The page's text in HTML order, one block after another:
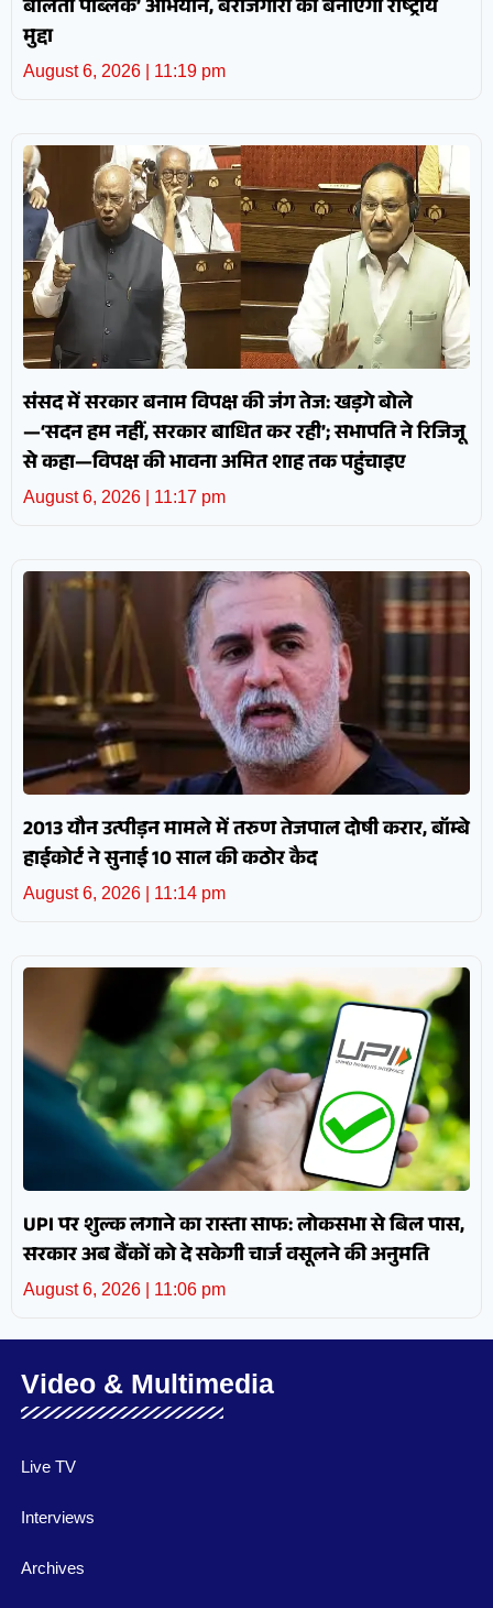
बोलती पब्लिक’ अभियान, बेरोजगारी को बनाएगी राष्ट्रीय
मुद्दा
August 6, 2026 11:19 pm
संसद में सरकार बनाम विपक्ष की जंग तेज: खड़गे बोले
—‘सदन हम नहीं, सरकार बाधित कर रही’; सभापति ने रिजिजू
से कहा—विपक्ष की भावना अमित शाह तक पहुंचाइए
August 6, 2026 11:17 pm
2013 यौन उत्पीड़न मामले में तरुण तेजपाल दोषी करार, बॉम्बे
हाईकोर्ट ने सुनाई 10 साल की कठोर कैद
August 6, 2026 11:14 pm
UPI पर शुल्क लगाने का रास्ता साफ: लोकसभा से बिल पास,
सरकार अब बैंकों को दे सकेगी चार्ज वसूलने की अनुमति
August 6, 2026 11:06 pm
Video & Multimedia
Live TV
Interviews
Archives